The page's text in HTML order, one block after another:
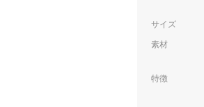
サイズ
素材
特徴